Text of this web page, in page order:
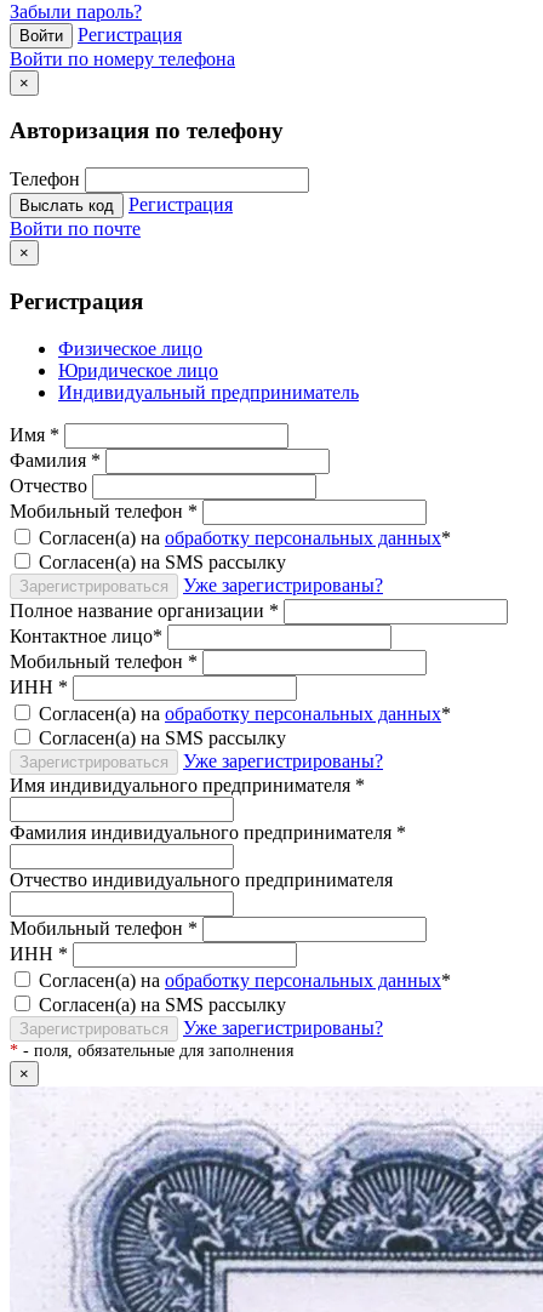
Забыли пароль?
Войти
Регистрация
Войти по номеру телефона
×
Авторизация по телефону
Телефон
Выслать код
Регистрация
Войти по почте
×
Регистрация
Физическое лицо
Юридическое лицо
Индивидуальный предприниматель
Имя *
Фамилия *
Отчество
Мобильный телефон *
Согласен(а) на обработку персональных данных*
Согласен(а) на SMS рассылку
Зарегистрироваться
Уже зарегистрированы?
Полное название организации *
Контактное лицо*
Мобильный телефон *
ИНН *
Согласен(а) на обработку персональных данных*
Согласен(а) на SMS рассылку
Зарегистрироваться
Уже зарегистрированы?
Имя индивидуального предпринимателя *
Фамилия индивидуального предпринимателя *
Отчество индивидуального предпринимателя
Мобильный телефон *
ИНН *
Согласен(а) на обработку персональных данных*
Согласен(а) на SMS рассылку
Зарегистрироваться Уже зарегистрированы?
* - поля, обязательные для заполнения
×